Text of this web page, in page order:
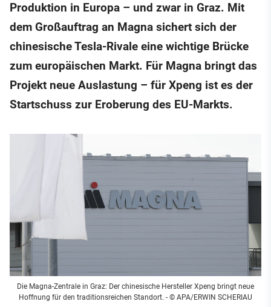
Produktion in Europa – und zwar in Graz. Mit
dem Großauftrag an Magna sichert sich der
chinesische Tesla-Rivale eine wichtige Brücke
zum europäischen Markt. Für Magna bringt das
Projekt neue Auslastung – für Xpeng ist es der
Startschuss zur Eroberung des EU-Markts.
Die Magna-Zentrale in Graz: Der chinesische Hersteller Xpeng bringt neue
Hoffnung für den traditionsreichen Standort. - © APA/ERWIN SCHERIAU